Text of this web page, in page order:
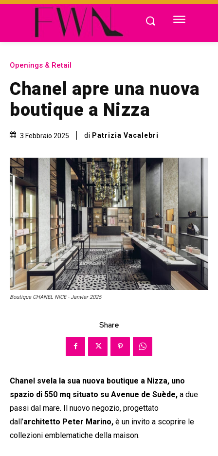
Openings & Retail
Chanel apre una nuova
boutique a Nizza
3 Febbraio 2025 di Patrizia Vacalebri
Boutique CHANEL NICE - Janvier 2025
Share
Chanel svela la sua nuova boutique a Nizza, uno
spazio di 550 mq situato su Avenue de Suède, a due
passi dal mare. Il nuovo negozio, progettato
dall’architetto Peter Marino, è un invito a scoprire le
collezioni emblematiche della maison.